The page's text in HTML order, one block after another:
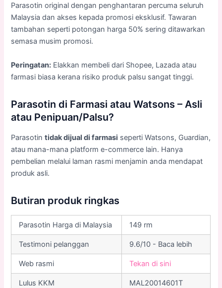
Parasotin original dengan penghantaran percuma seluruh
Malaysia dan akses kepada promosi eksklusif. Tawaran
tambahan seperti potongan harga 50% sering ditawarkan
semasa musim promosi.
Peringatan: Elakkan membeli dari Shopee, Lazada atau
farmasi biasa kerana risiko produk palsu sangat tinggi.
Parasotin di Farmasi atau Watsons – Asli
atau Penipuan/Palsu?
Parasotintidak dijual di farmasi seperti Watsons, Guardian,
atau mana-mana platform e-commerce lain. Hanya
pembelian melalui laman rasmi menjamin anda mendapat
produk asli.
Butiran produk ringkas
Parasotin Harga di Malaysia 149 rm
Testimoni pelanggan 9.6/10 - Baca lebih
Web rasmi Tekan di sini
Lulus KKM MAL20014601T